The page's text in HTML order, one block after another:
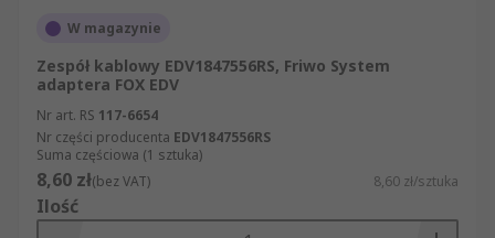
W magazynie
Zespół kablowy EDV1847556RS, Friwo System
adaptera FOX EDV
Nr art. RS 117-6654
Nr części producenta EDV1847556RS
Suma częściowa (1 sztuka)
8,60 zł(bez VAT) 8,60 zł/sztuka
Ilość